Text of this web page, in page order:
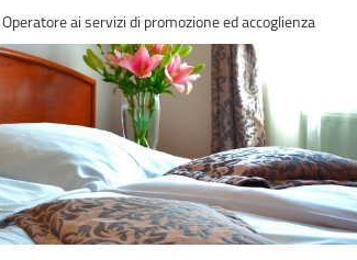
Operatore ai servizi di promozione ed accoglienza